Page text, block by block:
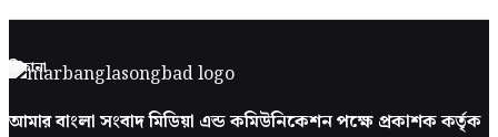
ঠিকানা
আমার বাংলা সংবাদ মিডিয়া এন্ড কমিউনিকেশন পক্ষে প্রকাশক কর্তৃক